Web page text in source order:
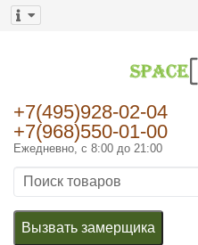
+7(495)928-02-04
+7(968)550-01-00
Ежедневно, с 8:00 до 21:00
Вызвать замерщика